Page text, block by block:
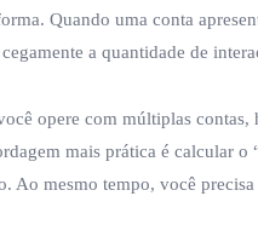
Quando uma conta
a quantidade de
opere com múltiplas contas,
mais prática é
Ao mesmo tempo, você